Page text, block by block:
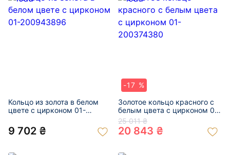
Кольцо из золота в белом
цвете с цирконом 01-
9 702 ₴
-17 %
Золотое кольцо красного с
белым цвета с цирконом 01-
200374380
25 011 ₴
20 843 ₴